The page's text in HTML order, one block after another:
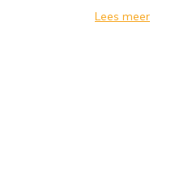
onregelmatige
Lees meer